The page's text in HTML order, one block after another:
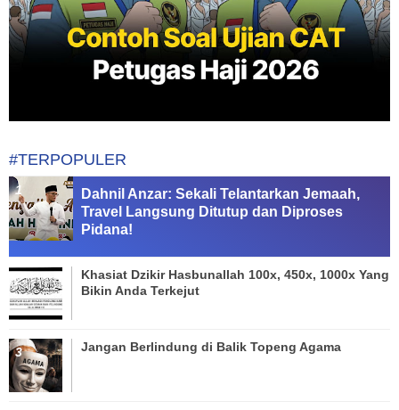
#TERPOPULER
Dahnil Anzar: Sekali Telantarkan Jemaah,
Travel Langsung Ditutup dan Diproses
Pidana!
Khasiat Dzikir Hasbunallah 100x, 450x, 1000x Yang
Bikin Anda Terkejut
Jangan Berlindung di Balik Topeng Agama